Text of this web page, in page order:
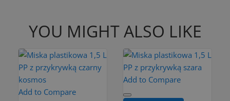
YOU MIGHT ALSO LIKE
Add to Compare
Add to Compare